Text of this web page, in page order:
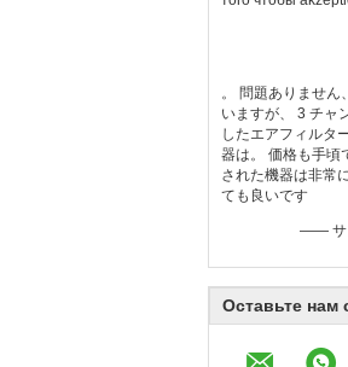
。 問題ありません
いますが、 3 チャ
したエアフィルタ
器は。 価格も手頃
された機器は非常
ても良いです
—— サ
Оставьте нам